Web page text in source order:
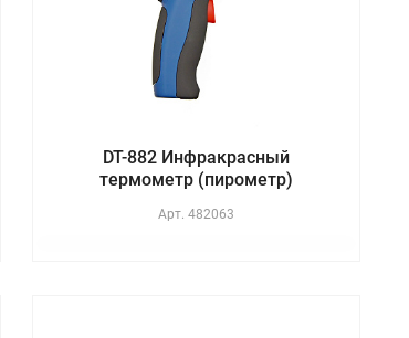
DT-882 Инфракрасный
термометр (пирометр)
Арт.482063